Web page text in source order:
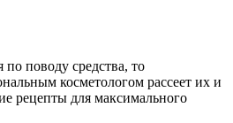
поводу средства, то
косметологом рассеет их и
рецепты для максимального